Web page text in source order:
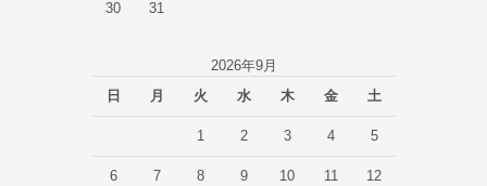
30 31
2026年9月
日
月 火 水 木 金 土
1 2 3 4 5
6 7 8 9 10 11 12